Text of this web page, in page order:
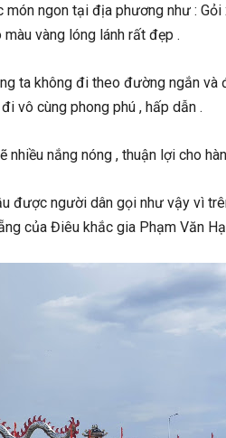
ngon tại địa phương như :
vàng lóng lánh rất đẹp .
ta không đi theo đường ngắn
vô cùng phong phú , hấp dẫn .
nắng nóng , thuận lợi cho
được người dân gọi như vậy vì
của Điêu khắc gia Phạm Văn